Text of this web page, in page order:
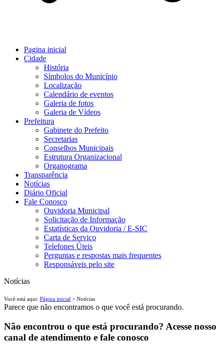
Pagina inicial
Cidade
História
Símbolos do Município
Localização
Calendário de eventos
Galeria de fotos
Galeria de Vídeos
Prefeitura
Gabinete do Prefeito
Secretarias
Conselhos Municipais
Estrutura Organizacional
Organograma
Transparência
Notícias
Diário Oficial
Fale Conosco
Ouvidoria Municipal
Solicitação de Informação
Estatísticas da Ouvidoria / E-SIC
Carta de Serviço
Telefones Úteis
Perguntas e respostas mais frequentes
Responsáveis pelo site
Notícias
Você está aqui: Página inicial > Notícias
Parece que não encontramos o que você está procurando.
Não encontrou o que está procurando? Acesse nosso
canal de atendimento e fale conosco